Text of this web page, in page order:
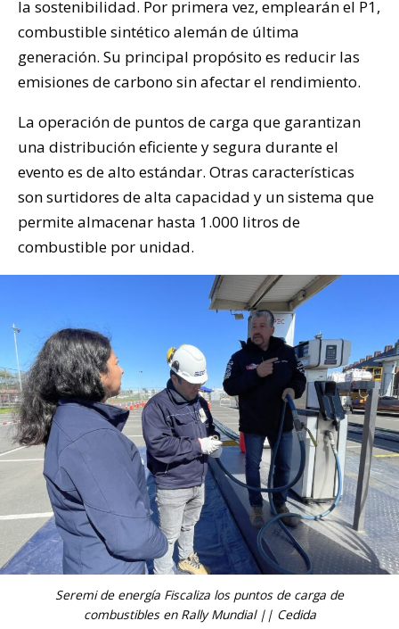
la sostenibilidad. Por primera vez, emplearán el P1,
combustible sintético alemán de última
generación. Su principal propósito es reducir las
emisiones de carbono sin afectar el rendimiento.
La operación de puntos de carga que garantizan
una distribución eficiente y segura durante el
evento es de alto estándar. Otras características
son surtidores de alta capacidad y un sistema que
permite almacenar hasta 1.000 litros de
combustible por unidad.
Seremi de energía Fiscaliza los puntos de carga de
combustibles en Rally Mundial || Cedida